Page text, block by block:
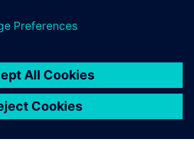
Jean u Bruxellesu
osiguravajući pouzdano i
rješenje putem pametne